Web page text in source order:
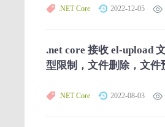
.NET Core 2022-12-05
.net core 接收 el-upload
型限制，文件删除，文件
.NET Core 2022-08-03